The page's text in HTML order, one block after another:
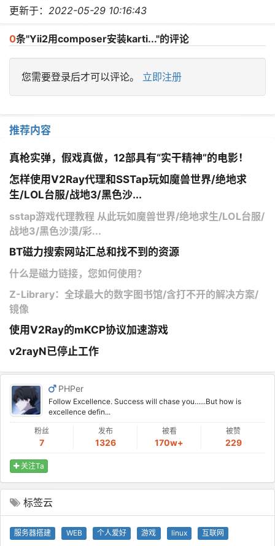
更新于： 2022-05-29 10:16:43
0条"Yii2​用composer安装karti..."的评论
您需要登录后才可以评论。 立即注册
推荐内容
真枪实弹，假戏真做，12部具有“实干精神”的电影！
怎样使用V2Ray代理和SSTap玩如魔兽世界/绝地求
生/LOL台服/战地3/黑色沙...
sstap游戏代理教程 从此玩如魔兽世界/绝地求生/LOL台服/
战地3/黑色沙漠/彩...
BT磁力搜索网站汇总和找不到的资源
什么是磁力链接，您如何使用？
Z-Library：全球最大的数字图书馆/含打不开的解决方案/
镜像
使用V2Ray的mKCP协议加速游戏
v2rayN已停止工作
PHPer
Follow Excellence. Success will chase you......But how is
excellence defin...
粉丝
7
发布
1326
被看
170w+
被赞
229
关注Ta
标签云
服务器搭建 WEB 个人爱好 游戏 linux 互联网